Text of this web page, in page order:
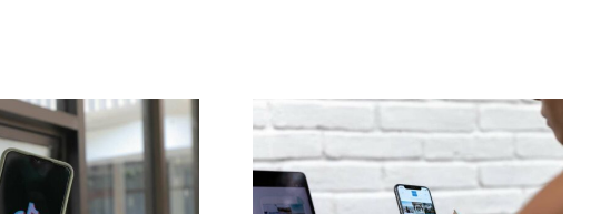
el alcance:
Las 3 mejores
plataformas para